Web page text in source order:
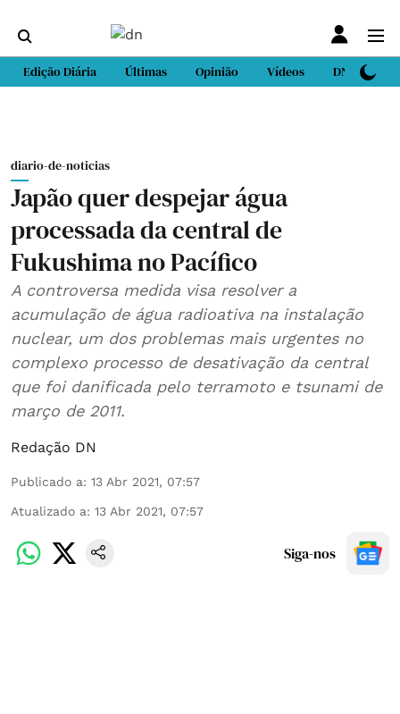
Edição Diária Últimas Opinião Vídeos DN Sport
diario-de-noticias
Japão quer despejar água
processada da central de
Fukushima no Pacífico
A controversa medida visa resolver a
acumulação de água radioativa na instalação
nuclear, um dos problemas mais urgentes no
complexo processo de desativação da central
que foi danificada pelo terramoto e tsunami de
março de 2011.
Redação DN
Publicado a: 13 Abr 2021, 07:57
Atualizado a: 13 Abr 2021, 07:57
Siga-nos